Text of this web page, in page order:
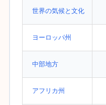
世界の気候と文化
ヨーロッパ州
中部地方
アフリカ州